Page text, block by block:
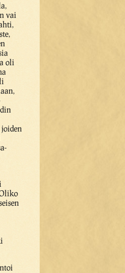
vai
oli